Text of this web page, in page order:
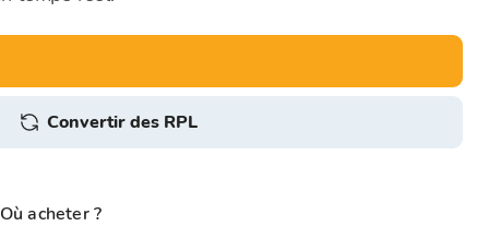
Convertir des RPL
Où acheter ?